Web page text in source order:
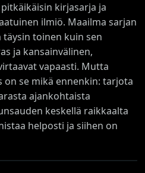
kirjasarja ja
ilmiö. Maailma sarjan
toinen kuin sen
ja kansainvälinen,
vapaasti. Mutta
on se mikä ennenkin: tarjota
ajankohtaista
keskellä raikkaalta
helposti ja siihen on